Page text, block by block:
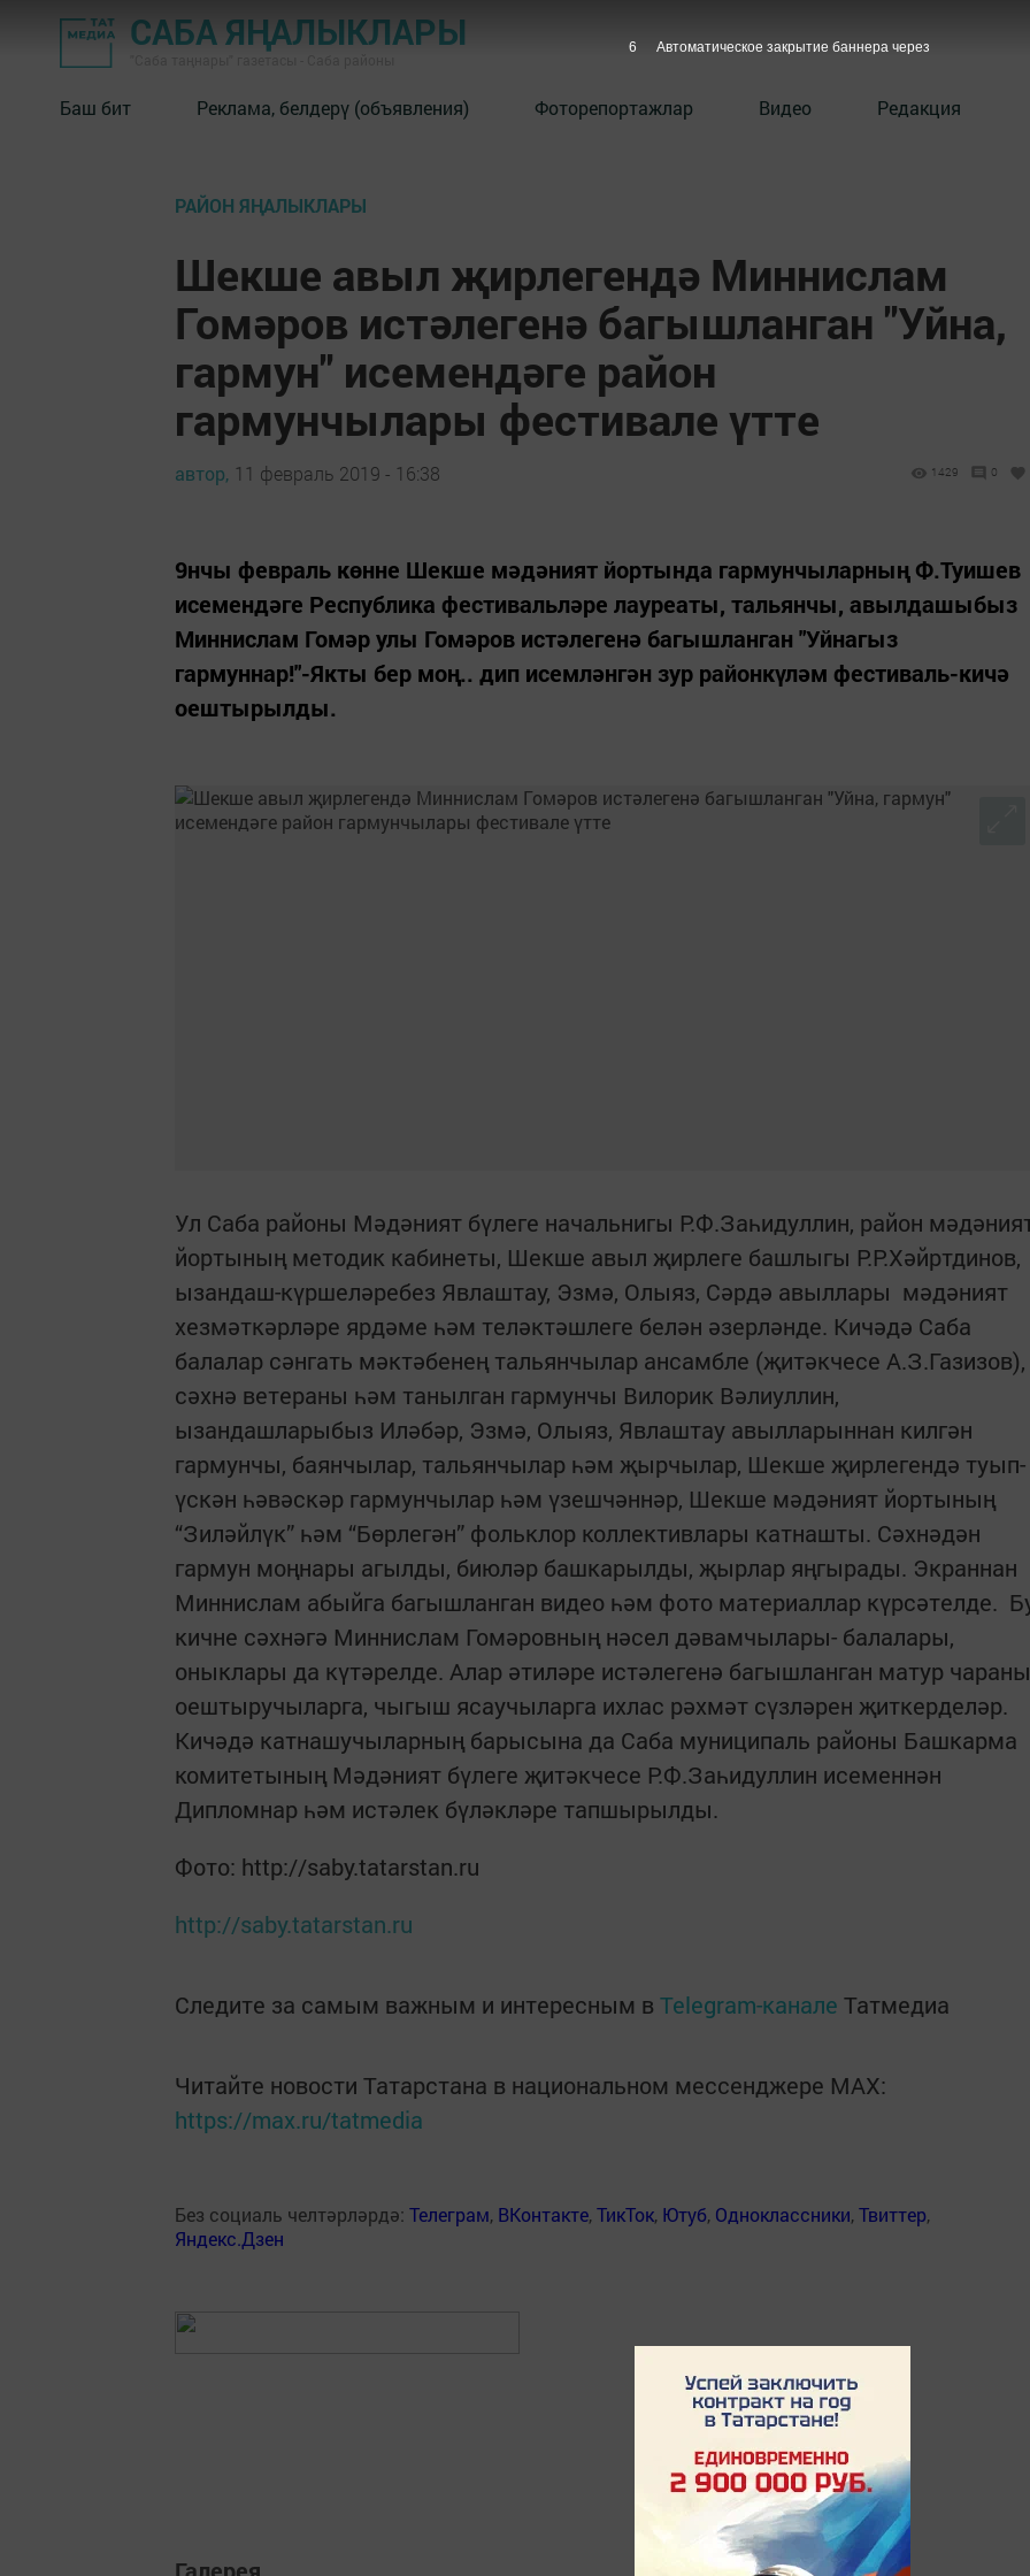
САБА ЯҢАЛЫКЛАРЫ
Баш бит Реклама, белдерү (объявления) Фоторепортажлар Видео Редакция
РАЙОН ЯҢАЛЫКЛАРЫ
Шекше авыл җирлегендә Миннислам
Гомәров истәлегенә багышланган "Уйна,
гармун" исемендәге район
гармунчылары фестивале үтте
автор, 11 февраль 2019 - 16:38 1429 0
9нчы февраль көнне Шекше мәдәният йортында гармунчыларның Ф.Туишев
исемендәге Республика фестивальләре лауреаты, тальянчы, авылдашыбыз
Миннислам Гомәр улы Гомәров истәлегенә багышланган "Уйнагыз
гармуннар!"-Якты бер моң.. дип исемләнгән зур районкүләм фестиваль-кичә
оештырылды.
Ул Саба районы Мәдәният бүлеге начальнигы Р.Ф.Заһидуллин, район
йортының методик кабинеты, Шекше авыл җирлеге башлыгы Р.Р.Хәйртдинов,
ызандаш-күршеләребез Явлаштау, Эзмә, Олыяз, Сәрдә авыллары мәдәният
хезмәткәрләре ярдәме һәм теләктәшлеге белән әзерләнде. Кичәдә Саба
балалар сәнгать мәктәбенең тальянчылар ансамбле (җитәкчесе А.З.Газизов),
сәхнә ветераны һәм танылган гармунчы Вилорик Вәлиуллин,
ызандашларыбыз Иләбәр, Эзмә, Олыяз, Явлаштау авылларыннан килгән
гармунчы, баянчылар, тальянчылар һәм җырчылар, Шекше җирлегендә туып-
үскән һәвәскәр гармунчылар һәм үзешчәннәр, Шекше мәдәният йортының
“Зиләйлүк” һәм “Бөрлегән” фольклор коллективлары катнашты. Сәхнәдән
гармун моңнары агылды, биюләр башкарылды, җырлар яңгырады. Экраннан
Миннислам абыйга багышланган видео һәм фото материаллар күрсәтелде.
кичне сәхнәгә Миннислам Гомәровның нәсел дәвамчылары- балалары,
оныклары да күтәрелде. Алар әтиләре истәлегенә багышланган матур чараны
оештыручыларга, чыгыш ясаучыларга ихлас рәхмәт сүзләрен җиткерделәр.
Кичәдә катнашучыларның барысына да Саба муниципаль районы Башкарма
комитетының Мәдәният бүлеге җитәкчесе Р.Ф.Заһидуллин исеменнән
Дипломнар һәм истәлек бүләкләре тапшырылды.
Фото: http://saby.tatarstan.ru
http://saby.tatarstan.ru
Следите за самым важным и интересным в Telegram-канале Татмедиа
Читайте новости Татарстана в национальном мессенджере MАХ:
https://max.ru/tatmedia
Без социаль челтәрләрдә: Телеграм, ВКонтакте,ТикТок, Ютуб, Одноклассники,Твиттер,
Яндекс.Дзен
5 Автоматическое закрытие баннера через